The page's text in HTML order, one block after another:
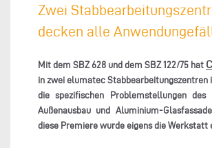
Zwei
decken alle
Mit dem SBZ 628 und dem SBZ 122/75 hat
in zwei elumatec Stabbearbeitungszentren
die spezifischen Problemstellungen des
Außenausbau und Aluminium-
diese Premiere wurde eigens die Werkstatt